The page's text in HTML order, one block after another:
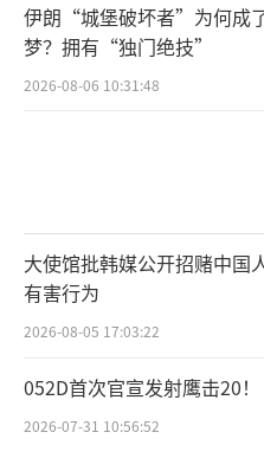
伊朗“城堡破坏者”为何成
梦？拥有“独门绝技”
2026-08-06 10:31:48
大使馆批韩媒公开招赌中国
有害行为
2026-08-05 17:03:22
052D首次官宣发射鹰击20！
2026-07-31 10:56:52